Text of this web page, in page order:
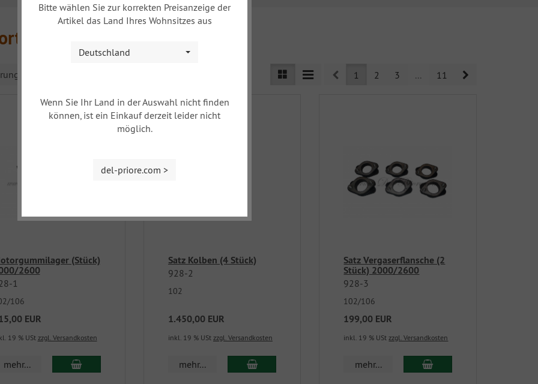
Prev1 2 3 ... 11 Next
(Stück)
2600
1
106
EUR
19 % USt zzgl. Versandkosten
mehr...
Satz Kolben (4 Stück)
928-2
102
1.450,00 EUR
inkl. 19 % USt zzgl. Versandkosten
mehr...
Satz Vergaserflansche (2
Stück) 2000/2600
928-3
102/106
199,00 EUR
inkl. 19 % UStzzgl. Versandkosten
mehr...
Bitte wählen Sie zur korrekten Preisanzeige der
Artikel das Land Ihres Wohnsitzes aus
Deutschland
Wenn Sie Ihr Land in der Auswahl nicht finden
können, ist ein Einkauf derzeit leider nicht
möglich.
del-priore.com >